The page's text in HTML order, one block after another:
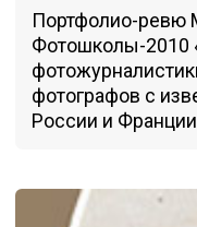
Портфолио-ревю
Фотошколы-2010
фотографов с
России и